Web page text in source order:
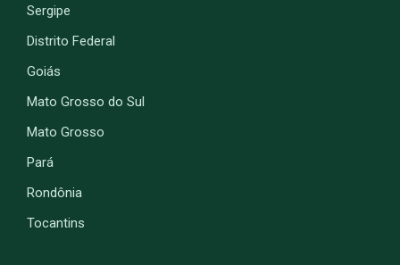
Sergipe
Distrito Federal
Goiás
Mato Grosso do Sul
Mato Grosso
Pará
Rondônia
Tocantins